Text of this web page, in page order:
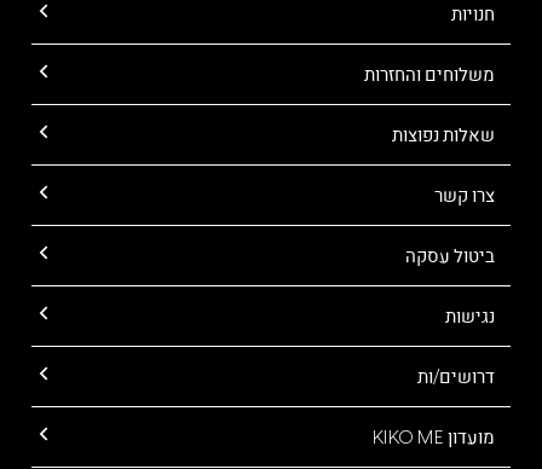
חנויות
משלוחים והחזרות
שאלות נפוצות
צרו קשר
ביטול עסקה
נגישות
דרושים/ות
מועדון KIKO ME